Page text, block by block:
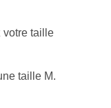
votre taille
taille M.